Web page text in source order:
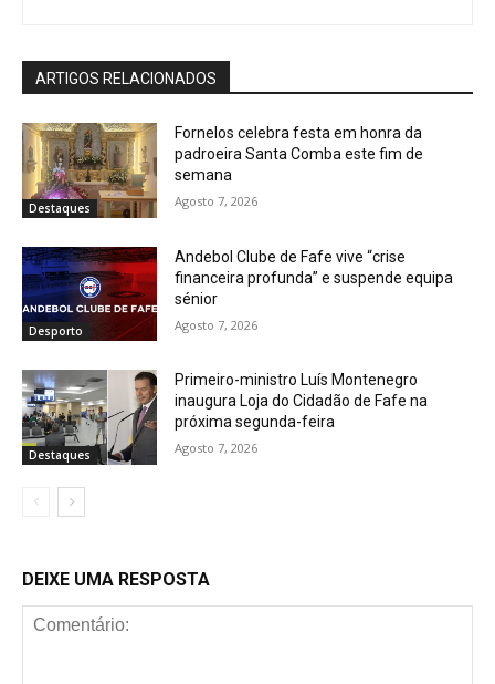
ARTIGOS RELACIONADOS
Destaques
Fornelos celebra festa em honra da
padroeira Santa Comba este fim de
semana
Agosto 7, 2026
Desporto
Andebol Clube de Fafe vive “crise
financeira profunda” e suspende equipa
sénior
Agosto 7, 2026
Destaques
Primeiro-ministro Luís Montenegro
inaugura Loja do Cidadão de Fafe na
próxima segunda-feira
Agosto 7, 2026
DEIXE UMA RESPOSTA